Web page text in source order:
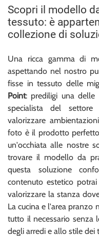
Scopri il modello
tessuto: è
collezione di
Una ricca gamma di
aspettando nel nostro
fisse in tessuto delle
Point: prediligi una delle
specialista del settore
valorizzare
foto è il prodotto
un'occhiata alle nostre
trovare il modello da
questa soluzione
contenuto estetico
valorizzare la stanza
La cucina e l'area pranzo
tutto il necessario senza
degli arredi e allo stile dei